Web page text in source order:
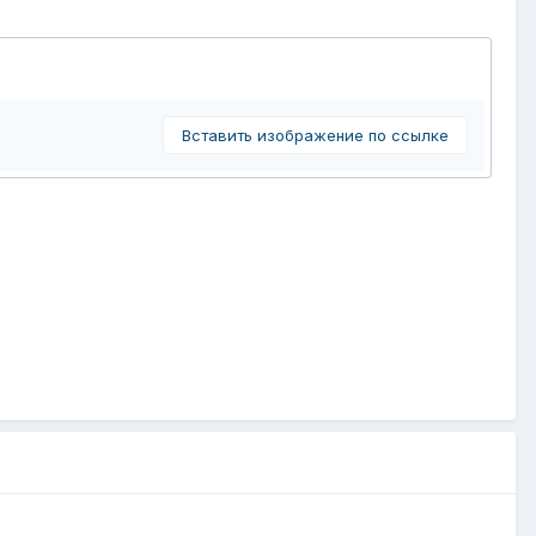
Вставить изображение по ссылке